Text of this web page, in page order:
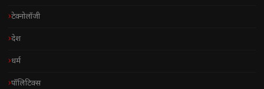
टेक्नोलॉजी
देश
धर्म
पॉलिटिक्स